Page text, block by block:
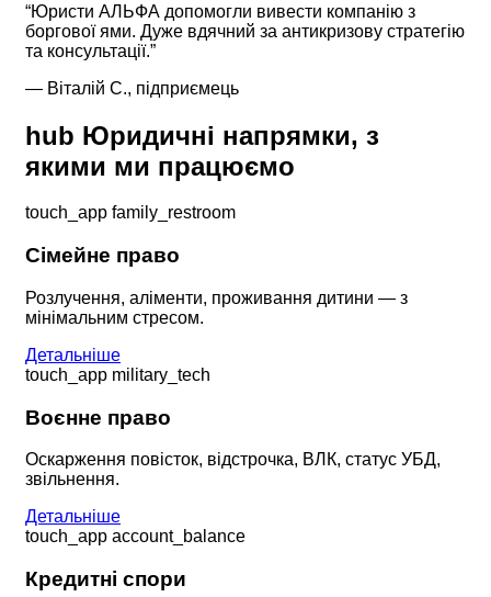
“Юристи АЛЬФА допомогли вивести компанію з
боргової ями. Дуже вдячний за антикризову стратегію
та консультації.”
— Віталій С., підприємець
hub Юридичні напрямки, з
якими ми працюємо
touch_app family_restroom
Сімейне право
Розлучення, аліменти, проживання дитини — з
мінімальним стресом.
Детальніше
touch_app military_tech
Воєнне право
Оскарження повісток, відстрочка, ВЛК, статус УБД,
звільнення.
Детальніше
touch_app account_balance
Кредитні спори